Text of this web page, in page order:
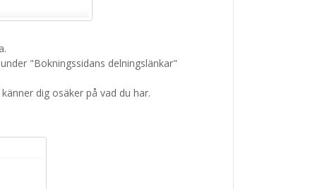
"Bokningssidans delningslänkar"
dig osäker på vad du har.